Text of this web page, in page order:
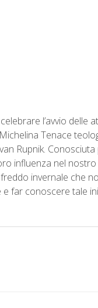
l’avvio delle
Tenace
Rupnik.
influenza nel
invernale che
far conoscere tale